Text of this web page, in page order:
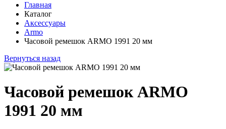
Главная
Каталог
Аксессуары
Armo
Часовой ремешок ARMO 1991 20 мм
Вернуться назад
Часовой ремешок ARMO
1991 20 мм